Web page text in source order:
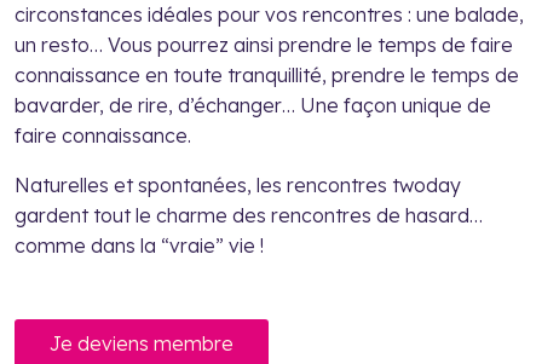
circonstances idéales pour vos rencontres : une balade,
un resto… Vous pourrez ainsi prendre le temps de faire
connaissance en toute tranquillité, prendre le temps de
bavarder, de rire, d’échanger… Une façon unique de
faire connaissance.
Naturelles et spontanées, les rencontres twoday
gardent tout le charme des rencontres de hasard…
comme dans la “vraie” vie !
Je deviens membre